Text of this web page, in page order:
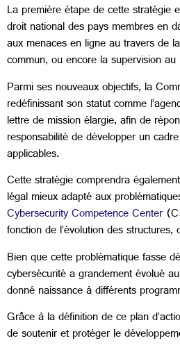
La première étape de cette stratégie
droit national des pays membres en
aux menaces en ligne au travers de
commun, ou encore la supervision
Parmi ses nouveaux objectifs, la
redéfinissant son statut comme
lettre de mission élargie, afin de
responsabilité de développer un
applicables.
Cette stratégie comprendra
légal mieux adapté aux
Cybersecurity Competence Center
fonction de l’évolution des
Bien que cette problématique fasse
cybersécurité a grandement évolué
donné naissance à différents
Grâce à la définition de ce plan
de soutenir et protéger le